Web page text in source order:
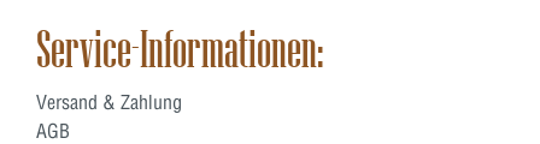
Service-Informationen:
Versand & Zahlung
AGB